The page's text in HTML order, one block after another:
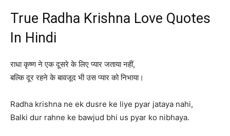
True Radha Krishna Love Quotes
In Hindi
राधा कृष्ण ने एक दूसरे के लिए प्यार जताया नहीं,
बल्कि दूर रहने के बावजूद भी उस प्यार को निभाया।
Radha krishna ne ek dusre ke liye pyar jataya nahi,
Balki dur rahne ke bawjud bhi us pyar ko nibhaya.